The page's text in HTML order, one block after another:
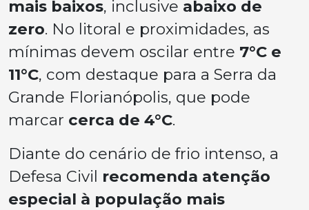
mais baixos, inclusive abaixo de
zero. No litoral e proximidades, as
mínimas devem oscilar entre 7°C e
11°C, com destaque para a Serra da
Grande Florianópolis, que pode
marcar cerca de 4°C.
Diante do cenário de frio intenso, a
Defesa Civil recomenda atenção
especial à população mais